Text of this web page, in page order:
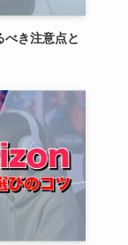
き注意点と